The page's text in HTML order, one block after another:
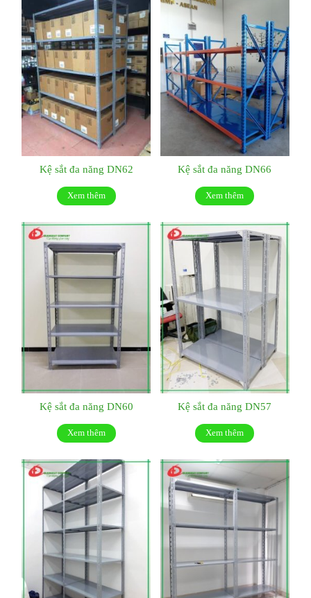
Kệ sắt đa năng DN62
Xem thêm
Kệ sắt đa năng DN66
Xem thêm
Kệ sắt đa năng DN60
Xem thêm
Kệ sắt đa năng DN57
Xem thêm